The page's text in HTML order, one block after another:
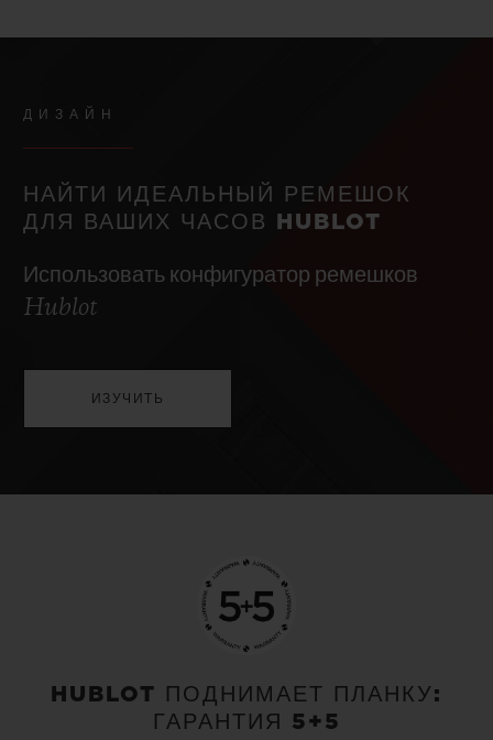
ДИЗАЙН
НАЙТИ ИДЕАЛЬНЫЙ РЕМЕШОК
ДЛЯ ВАШИХ ЧАСОВ HUBLOT
Использовать конфигуратор ремешков
Hublot
ИЗУЧИТЬ
HUBLOT ПОДНИМАЕТ ПЛАНКУ:
ГАРАНТИЯ 5+5